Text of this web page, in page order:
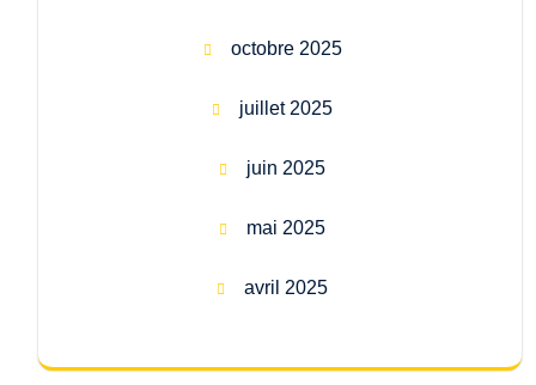
octobre 2025
juillet 2025
juin 2025
mai 2025
avril 2025